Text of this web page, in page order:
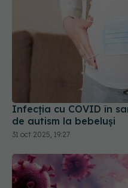
Infecția cu COVID în
de autism la bebeluși
31 oct 2025, 19:27